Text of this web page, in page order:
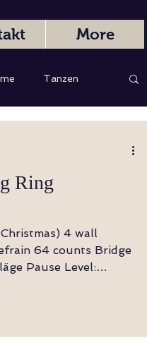
Tanzen
Ring
4 wall
Level:
More